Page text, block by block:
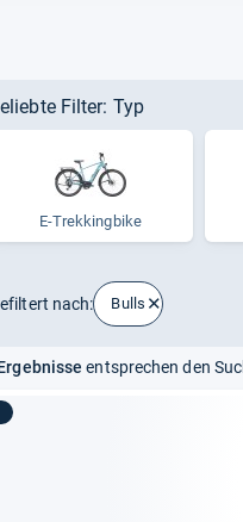
Filter: Typ
E-​Trek­king­bike
nach: Bulls
entsprechen den